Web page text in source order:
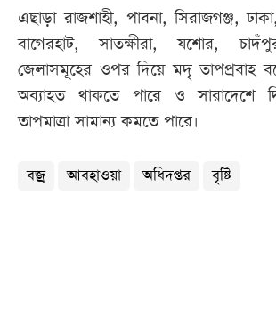
এছাড়া রাজশাহী, পাবনা, সিরাজগঞ্জ,
বাগেরহাট, সাতক্ষীরা, যশোর,
জেলাসমূহের ওপর দিয়ে মদৃ তাপপ্রবাহ
অব্যাহত থাকতে পারে ও সারাদেশে
তাপমাত্রা সামান্য কমতে পারে।
বজ্র আবহাওয়া অধিদপ্তর বৃষ্টি